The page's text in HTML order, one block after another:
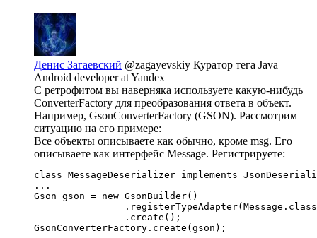
Денис Загаевский @zagayevskiy Куратор тега Java
Android developer at Yandex
С ретрофитом вы наверняка используете какую-нибудь
ConverterFactory для преобразования ответа в объект.
Например, GsonConverterFactory (GSON). Рассмотрим
ситуацию на его примере:
Все объекты описываете как обычно, кроме msg. Его
описываете как интерфейс Message. Регистрируете:
class MessageDeserializer implements
...
Gson gson = new GsonBuilder()
                .create();
GsonConverterFactory.create(gson);